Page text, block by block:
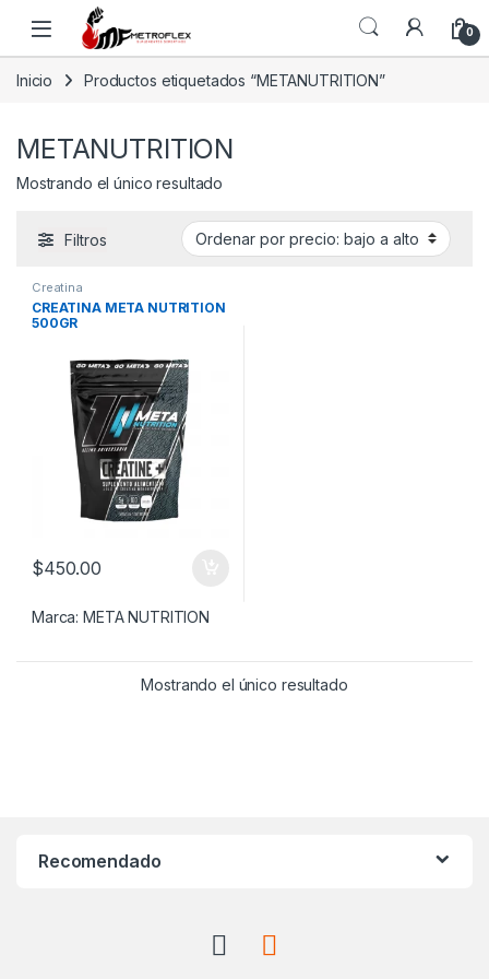
Saltar a la navegación
Saltar al contenido
0
Inicio Productos etiquetados “METANUTRITION”
METANUTRITION
Mostrando el único resultado
Filtros
Creatina
CREATINA META NUTRITION
500GR
$450.00
Marca:META NUTRITION
Mostrando el único resultado
Recomendado